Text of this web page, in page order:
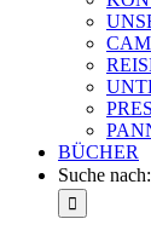
BÜCHER
Suche nach: